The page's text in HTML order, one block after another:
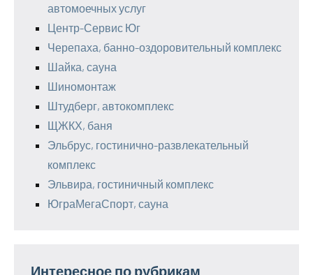
автомоечных услуг
Центр-Сервис Юг
Черепаха, банно-оздоровительный комплекс
Шайка, сауна
Шиномонтаж
Штудберг, автокомплекс
ЩЖКХ, баня
Эльбрус, гостинично-развлекательный
комплекс
Эльвира, гостиничный комплекс
ЮграМегаСпорт, сауна
Интересное по рубрикам